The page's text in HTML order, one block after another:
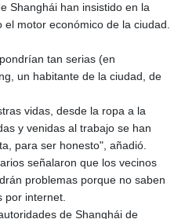
Shanghái han insistido en la
motor económico de la ciudad.
tan serias (en
un habitante de la ciudad, de
vidas, desde la ropa a la
y venidas al trabajo se han
para ser honesto", añadió.
señalaron que los vecinos
problemas porque no saben
por internet.
de Shanghái de